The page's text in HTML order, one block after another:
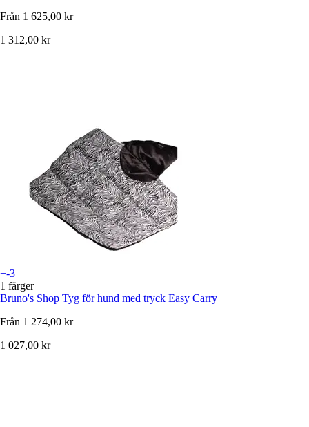
Från 1 625,00 kr
1 312,00 kr
+-3
1 färger
Bruno's Shop Tyg för hund med tryck Easy Carry
Från 1 274,00 kr
1 027,00 kr